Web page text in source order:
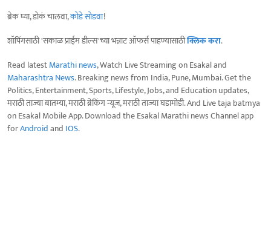
ब्रेक घ्या, डोकं चालवा,कोडे सोडवा!
शॉपिंगसाठी 'सकाळ प्राईम डील्स'च्या भन्नाट ऑफर्स पाहण्यासाठीक्लिक करा.
Read latestMarathi news, Watch Live Streaming on Esakal and
Maharashtra News. Breaking news from India, Pune, Mumbai. Get the
Politics, Entertainment, Sports, Lifestyle, Jobs, and Education updates,
मराठी ताज्या बातम्या, मराठी ब्रेकिंग न्यूज, मराठी ताज्या घडामोडी. And Live taja batmya
on Esakal Mobile App. Download the Esakal Marathi news Channel app
forAndroidand IOS.